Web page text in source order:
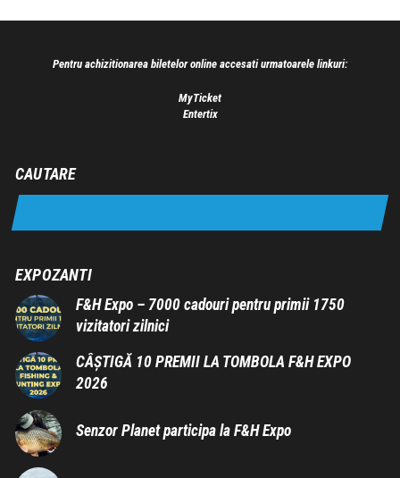
Pentru achizitionarea biletelor online accesati urmatoarele linkuri:
MyTicket
Entertix
CAUTARE
EXPOZANTI
F&H Expo – 7000 cadouri pentru primii 1750
vizitatori zilnici
CÂȘTIGĂ 10 PREMII LA TOMBOLA F&H EXPO
2026
Senzor Planet participa la F&H Expo